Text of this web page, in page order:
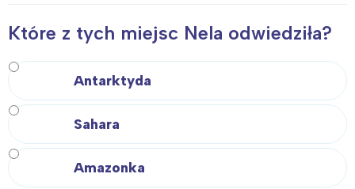
Które z tych miejsc Nela odwiedziła?
Antarktyda
Sahara
Amazonka